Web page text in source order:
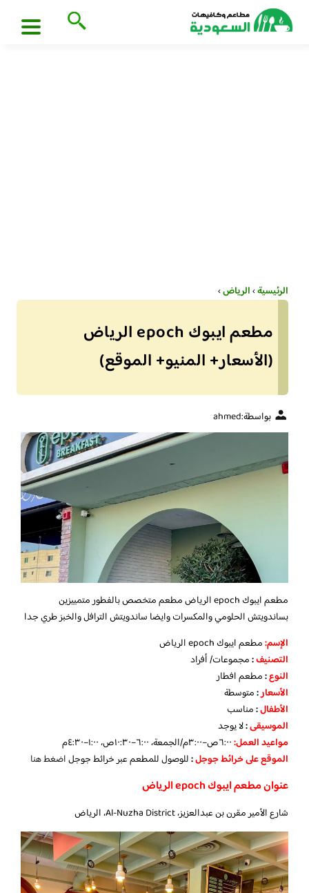
الرئيسية›الرياض›
مطعم ايبوك epoch الرياض
(الأسعار+ المنيو+ الموقع)
بواسطة:ahmed
مطعم ايبوك epoch الرياض
مطعم متخصص بالفطور متمييزين
بساندويتش الحلومي والمكسرات وايضا ساندويتش الترافل والخبز طري جدا
الإسم:مطعم ايبوك epoch الرياض
التصنيف:مجموعات/ أفراد
النوع:مطعم افطار
الأسعار:متوسطة
الأطفال:مناسب
الموسيقى:لا يوجد
مواعيد العمل:
الموقع على خرائط جوجل:للوصول للمطعم عبر خرائط جوجلاضغط هنا
عنوان مطعم ايبوك epoch الرياض
شارع الأمير مقرن بن عبدالعزيز، Al-Nuzha District، الرياض